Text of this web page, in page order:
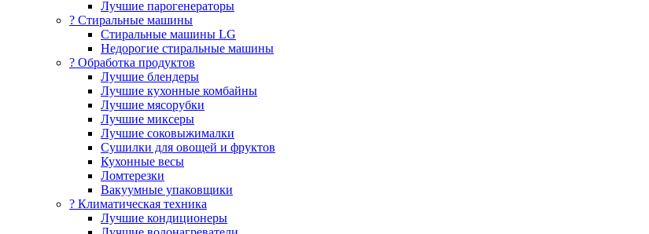
Лучшие парогенераторы
? Стиральные машины
Стиральные машины LG
Недорогие стиральные машины
? Обработка продуктов
Лучшие блендеры
Лучшие кухонные комбайны
Лучшие мясорубки
Лучшие миксеры
Лучшие соковыжималки
Сушилки для овощей и фруктов
Кухонные весы
Ломтерезки
Вакуумные упаковщики
?️ Климатическая техника
Лучшие кондиционеры